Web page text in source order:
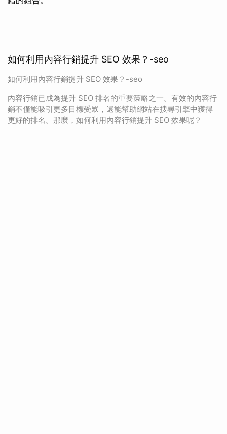
如何利用內容行銷提升 SEO 效果？-seo
如何利用內容行銷提升 SEO 效果？-seo
內容行銷已成為提升 SEO 排名的重要策略之一。有效的內容行
銷不僅能吸引更多目標受眾，還能幫助網站在搜尋引擎中獲得
更好的排名。那麼，如何利用內容行銷提升 SEO 效果呢？